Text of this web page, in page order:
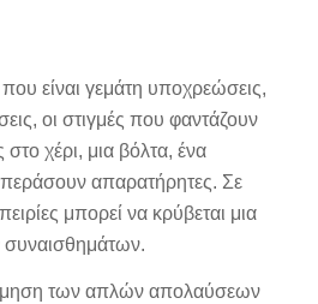
είναι γεμάτη υποχρεώσεις,
οι στιγμές που φαντάζουν
χέρι, μια βόλτα, ένα
απαρατήρητες. Σε
μπορεί να κρύβεται μια
συναισθημάτων.
των απλών απολαύσεων